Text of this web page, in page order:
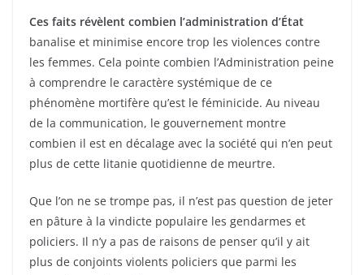
Ces faits révèlent combien l’administration d’État
banalise et minimise encore trop les violences contre
les femmes. Cela pointe combien l’Administration peine
à comprendre le caractère systémique de ce
phénomène mortifère qu’est le féminicide. Au niveau
de la communication, le gouvernement montre
combien il est en décalage avec la société qui n’en peut
plus de cette litanie quotidienne de meurtre.
Que l’on ne se trompe pas, il n’est pas question de jeter
en pâture à la vindicte populaire les gendarmes et
policiers. Il n’y a pas de raisons de penser qu’il y ait
plus de conjoints violents policiers que parmi les